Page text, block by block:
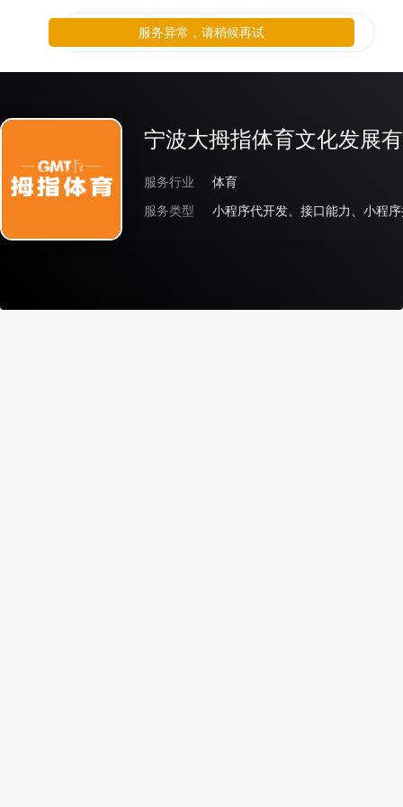
宁波大拇指体育文化发展
服务行业
体育
服务类型
小程序代开发、接口能力、小程
服务异常，请稍候再试